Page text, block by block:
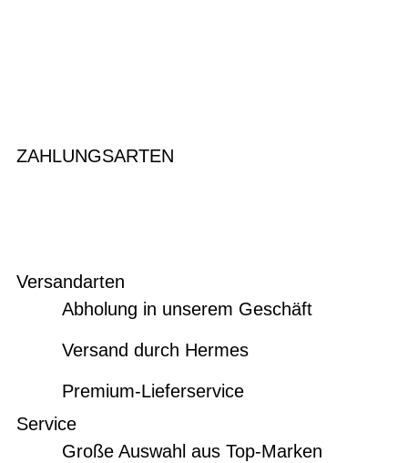
ZAHLUNGSARTEN
Versandarten
Abholung in unserem Geschäft
Versand durch Hermes
Premium-Lieferservice
Service
Große Auswahl aus Top-Marken